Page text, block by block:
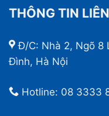
THÔNG TIN
Đ/C: Nhà 2, Ngõ 8
Đình, Hà Nội
Hotline: 08 3333